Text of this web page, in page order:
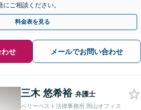
ご相談ください。
料金表を見る
せ メールでお問い合わせ
三木 悠希裕 弁護士
ベリーベスト法律事務所 岡山オフィス